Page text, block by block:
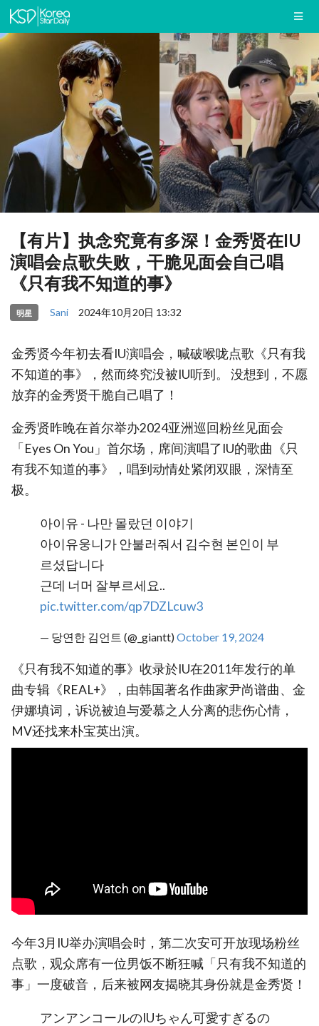
【有片】执念究竟有多深！金秀贤在IU
演唱会点歌失败，干脆见面会自己唱
《只有我不知道的事》
明星 Sani 2024年10月20日 13:32
金秀贤今年初去看IU演唱会，喊破喉咙点歌《只有我
不知道的事》，然而终究没被IU听到。 没想到，不愿
放弃的金秀贤干脆自己唱了！
金秀贤昨晚在首尔举办2024亚洲巡回粉丝见面会
「Eyes On You」首尔场，席间演唱了IU的歌曲《只
有我不知道的事》，唱到动情处紧闭双眼，深情至
极。
아이유 - 나만 몰랐던 이야기
아이유웅니가 안불러줘서 김수현 본인이 부
르셨답니다
근데 너머 잘부르세요..
pic.twitter.com/qp7DZLcuw3
— 당연한 김언트 (@_giantt)October 19, 2024
《只有我不知道的事》收录於IU在2011年发行的单
曲专辑《REAL+》，由韩国著名作曲家尹尚谱曲、金
伊娜填词，诉说被迫与爱慕之人分离的悲伤心情，
MV还找来朴宝英出演。
今年3月IU举办演唱会时，第二次安可开放现场粉丝
点歌，观众席有一位男饭不断狂喊「只有我不知道的
事」一度破音，后来被网友揭晓其身份就是金秀贤！
アンアンコールのIUちゃん可愛すぎるの